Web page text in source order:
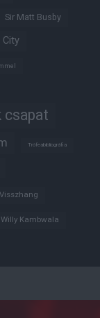
Sir Matt Busby
City
csapat
Trófeabibliográfia
Visszhang
Willy Kambwala